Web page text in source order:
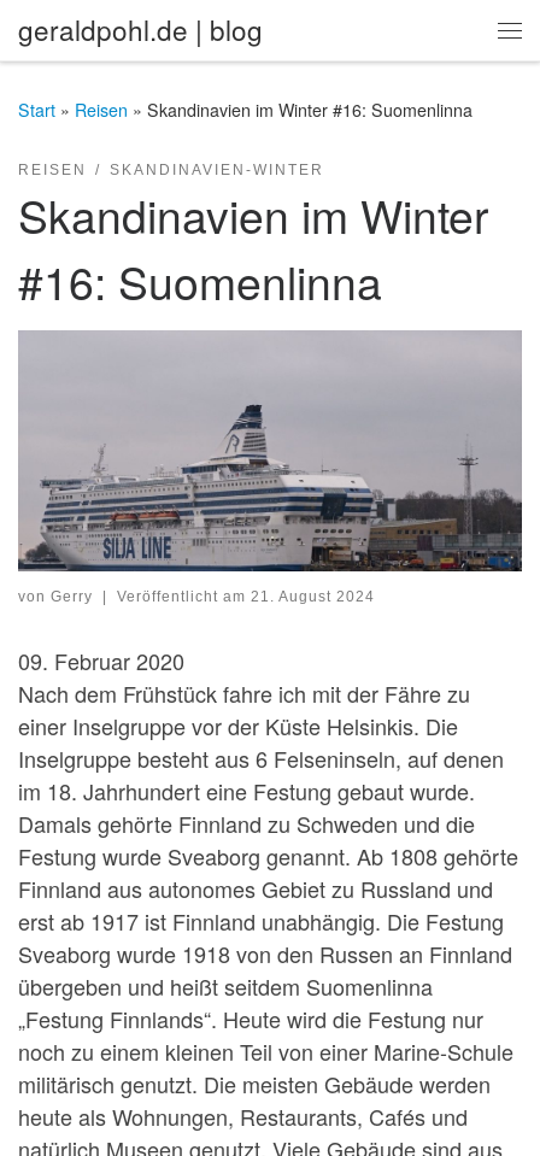
Zum Inhalt springen
geraldpohl.de | blog
Start » Reisen » Skandinavien im Winter #16: Suomenlinna
REISEN SKANDINAVIEN-WINTER
Skandinavien im Winter
#16: Suomenlinna
von Gerry Veröffentlicht am 21. August 2024
09. Februar 2020
Nach dem Frühstück fahre ich mit der Fähre zu
einer Inselgruppe vor der Küste Helsinkis. Die
Inselgruppe besteht aus 6 Felseninseln, auf denen
im 18. Jahrhundert eine Festung gebaut wurde.
Damals gehörte Finnland zu Schweden und die
Festung wurde Sveaborg genannt. Ab 1808 gehörte
Finnland aus autonomes Gebiet zu Russland und
erst ab 1917 ist Finnland unabhängig. Die Festung
Sveaborg wurde 1918 von den Russen an Finnland
übergeben und heißt seitdem Suomenlinna
„Festung Finnlands“. Heute wird die Festung nur
noch zu einem kleinen Teil von einer Marine-Schule
militärisch genutzt. Die meisten Gebäude werden
heute als Wohnungen, Restaurants, Cafés und
natürlich Museen genutzt. Viele Gebäude sind aus